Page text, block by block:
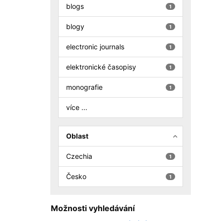
1
blogs
1
blogy
1
electronic journals
1
elektronické časopisy
1
monografie
více ...
Oblast
1
Czechia
1
Česko
Možnosti vyhledávání